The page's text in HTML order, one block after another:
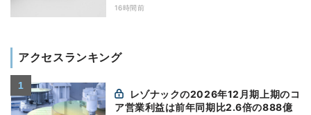
16時間前
アクセスランキング
ア営業利益は前年同期比2.6倍の888億